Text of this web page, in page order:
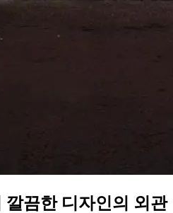
깔끔한 디자인의 외관